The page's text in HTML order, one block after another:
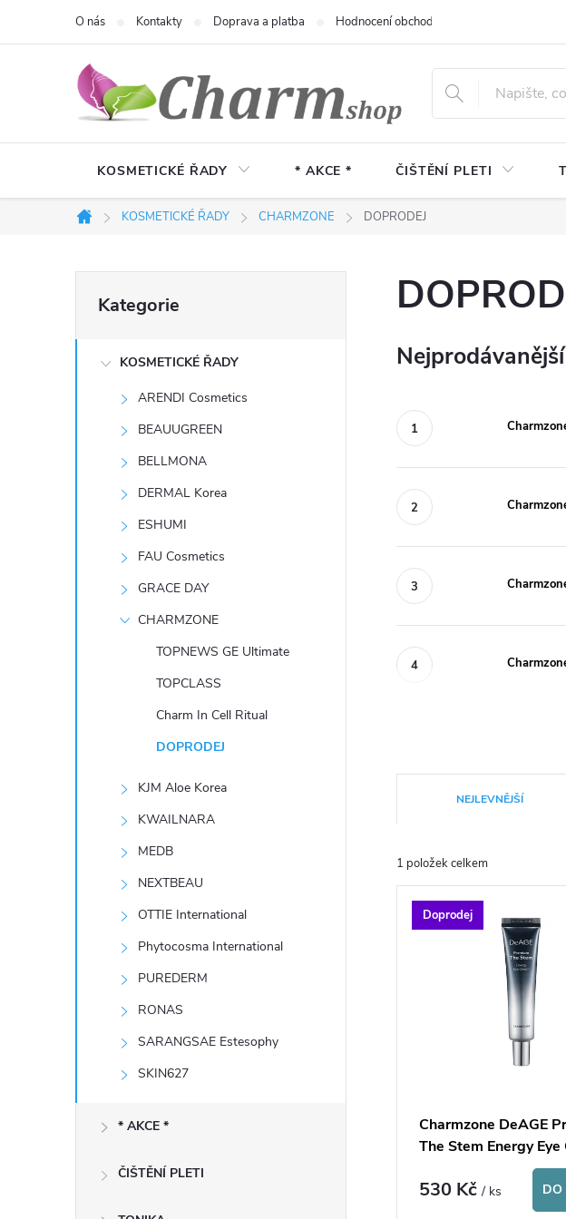
O nás Kontakty Doprava a platba Hodnocení obchodu
KOSMETICKÉ ŘADY * AKCE * ČIŠTĚNÍ PLETI
Domů
KOSMETICKÉ ŘADY CHARMZONE DOPRODEJ
o
kategorie
Kategorie
KOSMETICKÉ ŘADY
ARENDI Cosmetics
BEAUUGREEN
BELLMONA
DERMAL Korea
ESHUMI
FAU Cosmetics
GRACE DAY
CHARMZONE
TOPNEWS GE Ultimate
TOPCLASS
Charm In Cell Ritual
DOPRODEJ
KJM Aloe Korea
KWAILNARA
MEDB
NEXTBEAU
OTTIE International
Phytocosma International
PUREDERM
RONAS
SARANGSAE Estesophy
SKIN627
* AKCE *
ČIŠTĚNÍ PLETI
Nejprodávanější
a
z
e
NEJLEVNĚJŠÍ
1 položek celkem
VDoprodej
Charmzone DeAGE
The Stem Energy Eye
530 Kč/ ks DO